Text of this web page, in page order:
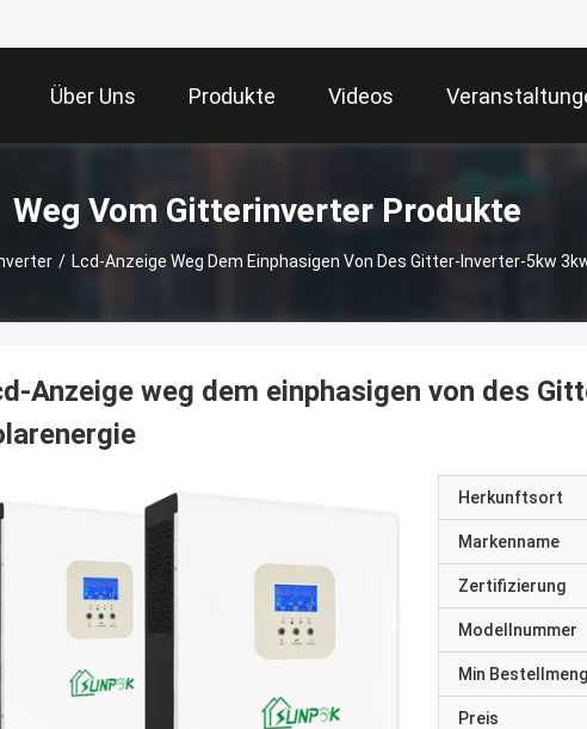
Über Uns Produkte Videos
Weg Vom Gitterinverter Produkte
/ Lcd-Anzeige Weg Dem Einphasigen Von Des Gitter-Inverter-5kw
Anzeige weg dem einphasigen von des
Herkunftsort
Markenname
Zertifizierung
Modellnummer
Min
Preis